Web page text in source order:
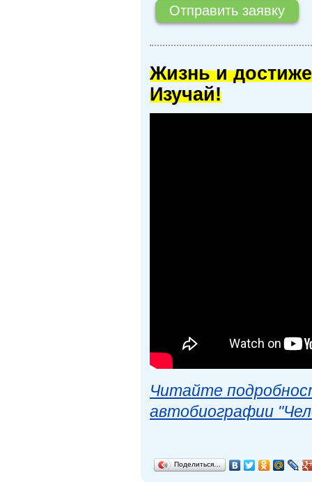
Жизнь и
Изучай!
Читайте
автобиографии
Поделиться…